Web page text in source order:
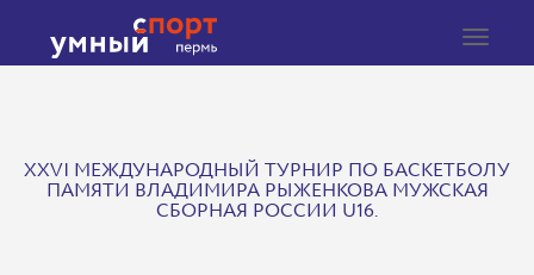
Toggle
XXVI МЕЖДУНАРОДНЫЙ ТУРНИР ПО БАСКЕТБОЛУ
ПАМЯТИ ВЛАДИМИРА РЫЖЕНКОВА МУЖСКАЯ
СБОРНАЯ РОССИИ U16.